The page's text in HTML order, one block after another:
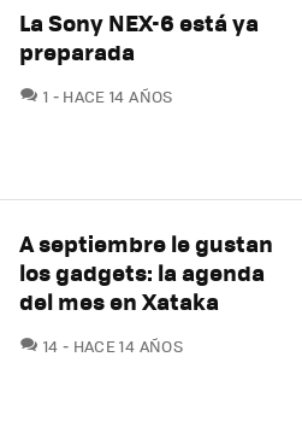
La Sony NEX-6 está ya
preparada
1 COMENTARIOS
HACE 14 AÑOS
A septiembre le gustan
los gadgets: la agenda
del mes en Xataka
14 COMENTARIOS
HACE 14 AÑOS